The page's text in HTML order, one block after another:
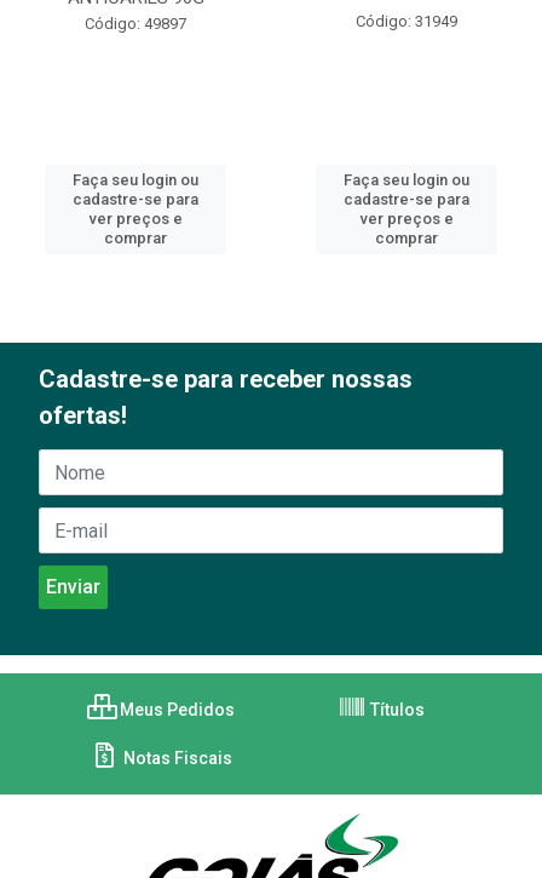
Código: 49897
Faça seu login ou
cadastre-se para
ver preços e
comprar
Código: 31949
Faça seu login ou
cadastre-se para
ver preços e
comprar
Cadastre-se para receber nossas
ofertas!
Meus Pedidos Títulos
Notas Fiscais